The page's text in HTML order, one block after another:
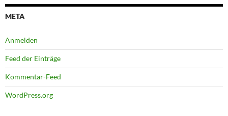
META
Anmelden
Feed der Einträge
Kommentar-Feed
WordPress.org